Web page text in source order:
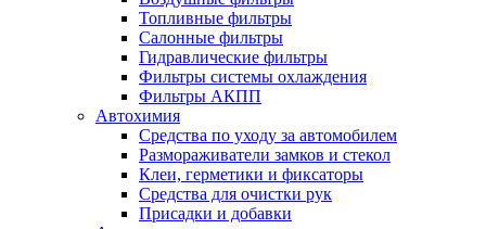
Топливные фильтры
Салонные фильтры
Гидравлические фильтры
Фильтры системы охлаждения
Фильтры АКПП
Автохимия
Средства по уходу за автомобилем
Размораживатели замков и стекол
Клеи, герметики и фиксаторы
Средства для очистки рук
Присадки и добавки